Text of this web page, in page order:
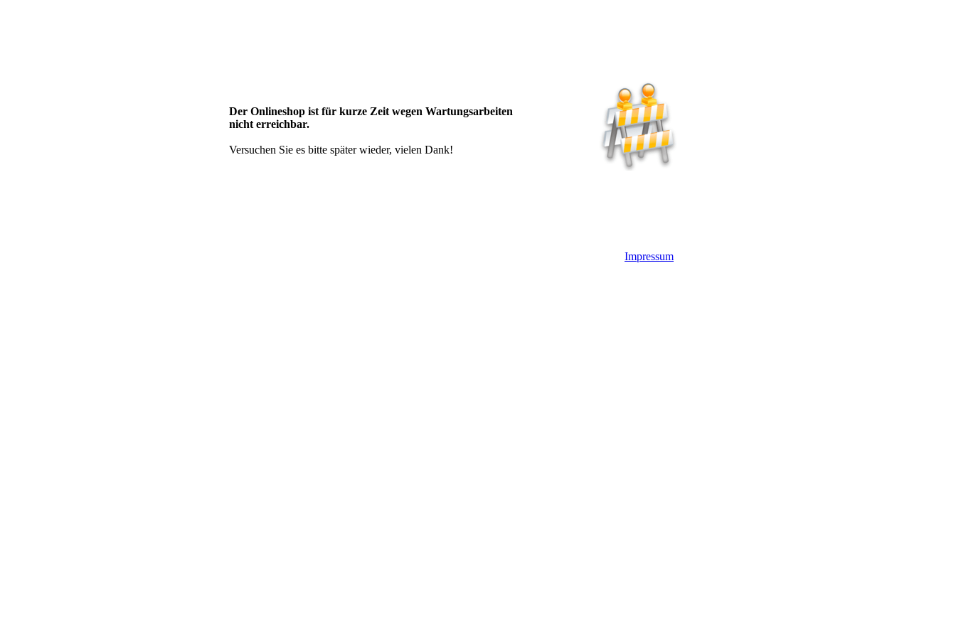
Der Onlineshop ist für kurze Zeit wegen Wartungsarbeiten
nicht erreichbar.
Versuchen Sie es bitte später wieder, vielen Dank!
Impressum